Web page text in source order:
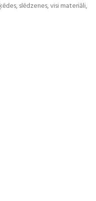
slēdzenes, visi materiāli,